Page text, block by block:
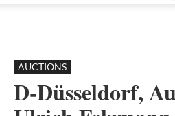
AUCTIONS
D-Düsseldorf,